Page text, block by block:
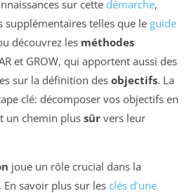
sur cette démarche,
supplémentaires telles que le guide
découvrez les méthodes
et GROW, qui apportent aussi des
sur la définition des objectifs. La
clé: décomposer vos objectifs en
un chemin plus sûr vers leur
joue un rôle crucial dans la
savoir plus sur les clés d’une